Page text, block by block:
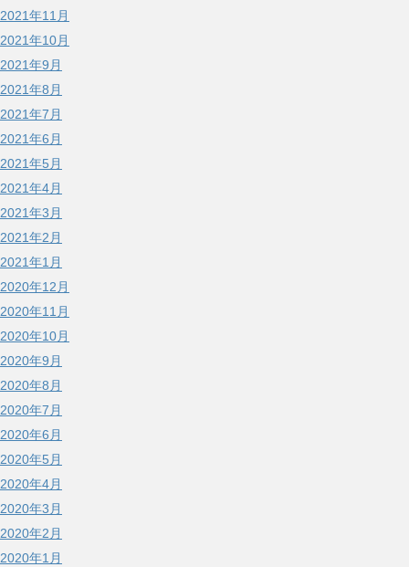
2021年11月
2021年10月
2021年9月
2021年8月
2021年7月
2021年6月
2021年5月
2021年4月
2021年3月
2021年2月
2021年1月
2020年12月
2020年11月
2020年10月
2020年9月
2020年8月
2020年7月
2020年6月
2020年5月
2020年4月
2020年3月
2020年2月
2020年1月